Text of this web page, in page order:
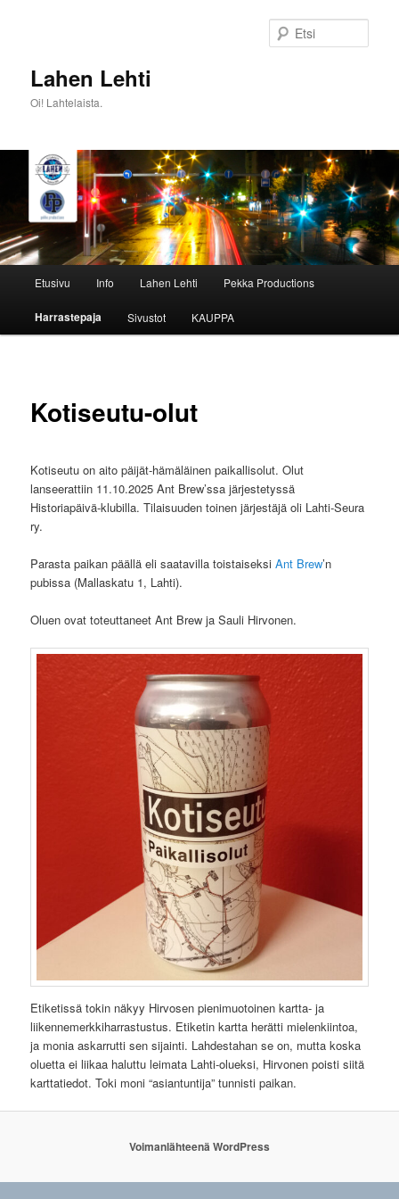
Lahen Lehti
Oi! Lahtelaista.
Etusivu Info Lahen Lehti Pekka Productions
Harrastepaja Sivustot KAUPPA
Kotiseutu-olut
Kotiseutu on aito päijät-hämäläinen paikallisolut. Olut
lanseerattiin 11.10.2025 Ant Brew’ssa järjestetyssä
Historiapäivä-klubilla. Tilaisuuden toinen järjestäjä oli Lahti-Seura
ry.
Parasta paikan päällä eli saatavilla toistaiseksiAnt Brew’n
pubissa (Mallaskatu 1, Lahti).
Oluen ovat toteuttaneet Ant Brew ja Sauli Hirvonen.
Etiketissä tokin näkyy Hirvosen pienimuotoinen kartta- ja
liikennemerkkiharrastustus. Etiketin kartta herätti mielenkiintoa,
ja monia askarrutti sen sijainti. Lahdestahan se on, mutta koska
oluetta ei liikaa haluttu leimata Lahti-olueksi, Hirvonen poisti siitä
karttatiedot. Toki moni “asiantuntija” tunnisti paikan.
Voimanlähteenä WordPress